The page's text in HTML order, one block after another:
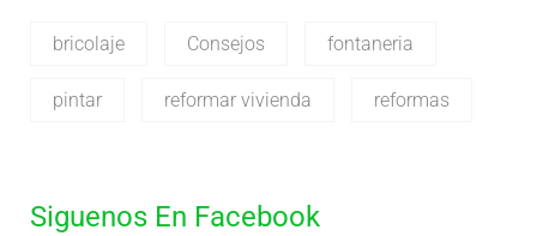
bricolaje Consejos fontaneria
pintar reformar vivienda reformas
Siguenos En Facebook